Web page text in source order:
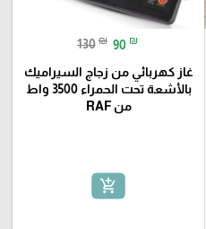
130 ₪ 90 ₪
غاز كهربائي من زجاج السيراميك
بالأشعة تحت الحمراء 3500 واط
من RAF
add_shopping_cart